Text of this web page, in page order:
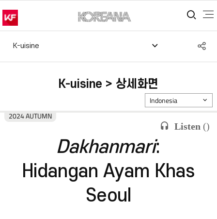
통
K-uisine
K-uisine > 상세화면
Listen ()
2024 AUTUMN
Indonesia
Dakhanmari:
Hidangan Ayam Khas
Seoul